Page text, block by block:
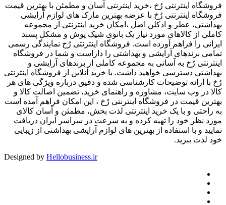
فروشگاه اینترنتی رُخ ،خرید اینترنتی آسان و مطمئن با بهترین قیمت
فروشگاه اینترنتی رُخ با عرضه بهترین مارک های لوازم آرایشی
بهداشتی، عطر و ادکلن اصل ،امکان خرید اینترنتی از مجموعه
کاملی از کالاهای مورد نیاز یک بانوی شیک پوش و مشکل پسند
ایرانی را فراهم آورده است. فروشگاه اینترنتی رُخ نمایندگی رسمی
تمامی برندهای آرایشی و بهداشتی را داراست و شما در فروشگاه
اینترنتی رُخ به آسانی به مجموعه کاملی از برندهای آرایشی و
بهداشتی دسترسی خواهید داشت. با خرید آنلاین از فروشگاه اینترنتی
رُخ با ارائه توضیحات کارشناسی شده و دقیق درباره ویژگی های هر
کالا در وب سایت، مشاوره و راهنمای خرید، تضمین اصالت کالا و
بهترین قیمت در فروشگاه اینترنتی رُخ ، این امکان فراهم آمده است
به راحتی و با یک خرید اینترنتی لذت بخش، مطمئن و آسان کالای
مورد نظر خود را تهیه کرده و به سرعت در سراسر ایران دریافت
نمایید و با استفاده از بهترین های لوازم آرایشی بهداشتی از زیبایی
خود لذت ببرید.
Designed by Hellobusiness.ir